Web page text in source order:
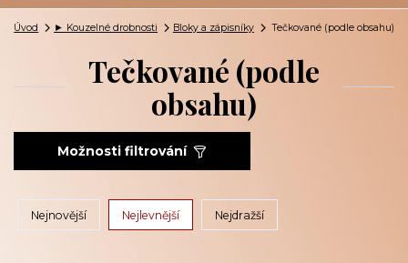
Úvod ► Kouzelné drobnosti Bloky a zápisníky Tečkované (podle obsahu)
Tečkované (podle
obsahu)
Možnosti filtrování
Nejnovější Nejlevnější Nejdražší